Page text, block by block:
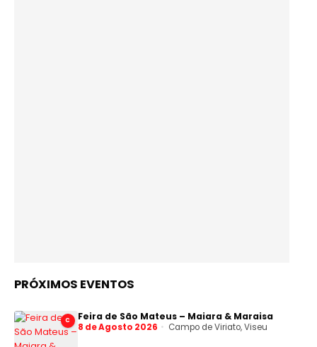
PRÓXIMOS EVENTOS
C Feira de São Mateus – Maiara & Maraisa
8 de Agosto 2026 Campo de Viriato, Viseu